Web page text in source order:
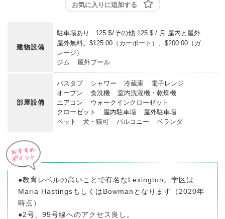
お気に入りに追加する
建物設備
駐車場あり : 125 $/その他 125 $ / 月 屋内と屋外
屋外無料。$125.00（カーポート）、$200.00（ガ
レージ）
ジム
屋外プール
部屋設備
バスタブ シャワー 冷蔵庫
電子レンジ
オーブン
食洗機
室内洗濯機・乾燥機
エアコン
ウォークインクローゼット
クローゼット
屋内駐車場
屋外駐車場
ペット 犬・猫可
バルコニー ベランダ
●教育レベルの高いことで有名なLexington。学区は
Maria HastingsもしくはBowmanとなります（2020年
時点）
●2号、95号線へのアクセス良し。